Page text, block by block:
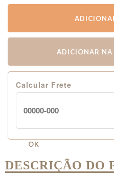
ADICIONAR NA
Calcular Frete
OK
DESCRIÇÃO DO